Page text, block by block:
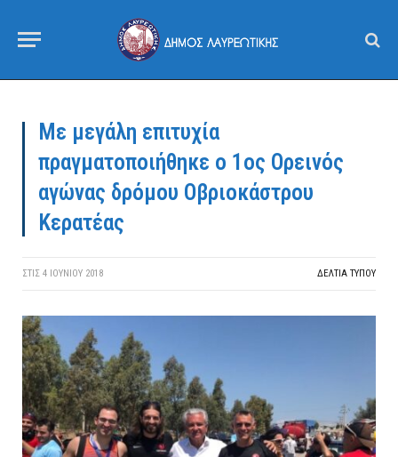
Με μεγάλη επιτυχία
πραγματοποιήθηκε ο 1ος Ορεινός
αγώνας δρόμου Οβριοκάστρου
Κερατέας
ΣΤΙΣ 4 ΙΟΥΝΊΟΥ 2018 ΔΕΛΤΙΑ ΤΥΠΟΥ